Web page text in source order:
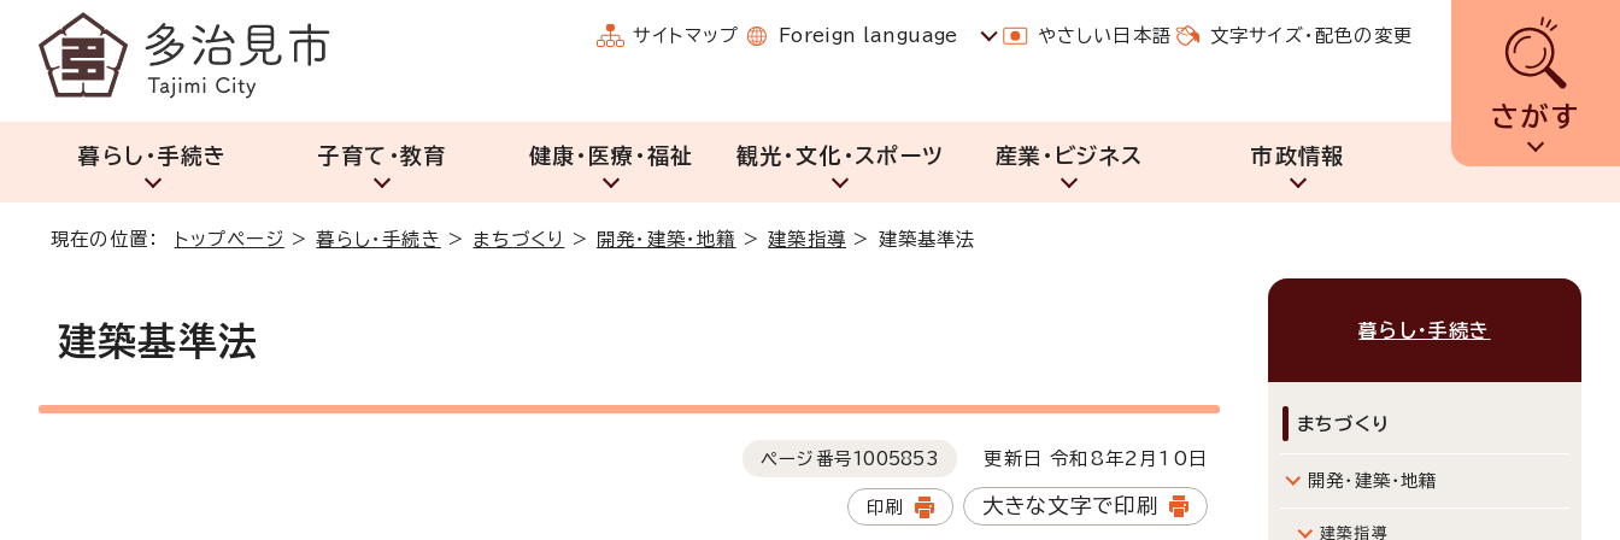
サイトマップ Foreign language やさしい日本語 文字サイズ・配色の変更
さがす
暮らし・手続き 子育て・教育 健康・医療・福祉 観光・文化・スポーツ 産業・ビジネス 市政情報
現在の位置： トップページ >暮らし・手続き > まちづくり > 開発・建築・地籍 >建築指導 > 建築基準法
建築基準法
ページ番号1005853 更新日 令和8年2月10日
印刷 大きな文字で印刷
暮らし・手続き
まちづくり
開発・建築・地籍
建築指導